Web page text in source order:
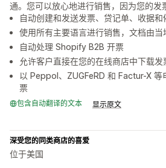
通。您可以放心地进行销售，因为您的发
自动创建和发送发票、贷记单、收据和
使用所有主要语言进行销售，文档由当
自动处理 Shopify B2B 开票
允许客户直接在您的在线商店中下载发
以 Peppol、ZUGFeRD 和 Factur-X 等
票
包含自动翻译的文本 显示原文
深受您的同类商店的喜爱
位于美国